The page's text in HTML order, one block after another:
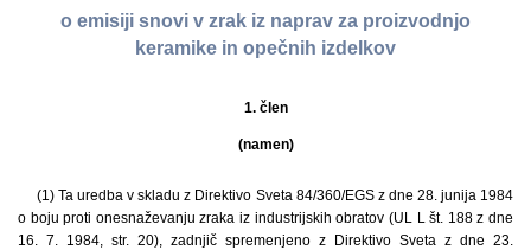
o emisiji snovi v zrak iz naprav za proizvodnjo
keramike in opečnih izdelkov
1. člen
(namen)
(1) Ta uredba v skladu z Direktivo Sveta 84/360/EGS z dne 28. junija 1984
o boju proti onesnaževanju zraka iz industrijskih obratov (UL L št. 188 z dne
16. 7. 1984, str. 20), zadnjič spremenjeno z Direktivo Sveta z dne 23.